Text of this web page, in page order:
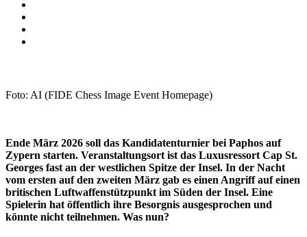
Foto: AI (FIDE Chess Image Event Homepage)
Ende März 2026 soll das Kandidatenturnier bei Paphos auf
Zypern starten. Veranstaltungsort ist das Luxusressort Cap St.
Georges fast an der westlichen Spitze der Insel. In der Nacht
vom ersten auf den zweiten März gab es einen Angriff auf einen
britischen Luftwaffenstützpunkt im Süden der Insel. Eine
Spielerin hat öffentlich ihre Besorgnis ausgesprochen und
könnte nicht teilnehmen. Was nun?